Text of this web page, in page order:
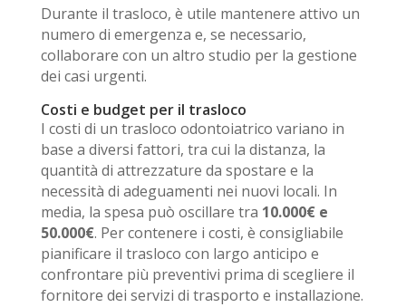
Durante il trasloco, è utile mantenere attivo un
numero di emergenza e, se necessario,
collaborare con un altro studio per la gestione
dei casi urgenti.
Costi e budget per il trasloco
I costi di un trasloco odontoiatrico variano in
base a diversi fattori, tra cui la distanza, la
quantità di attrezzature da spostare e la
necessità di adeguamenti nei nuovi locali. In
media, la spesa può oscillare tra 10.000€ e
50.000€. Per contenere i costi, è consigliabile
pianificare il trasloco con largo anticipo e
confrontare più preventivi prima di scegliere il
fornitore dei servizi di trasporto e installazione.